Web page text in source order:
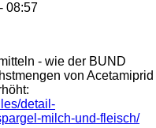
08:57
- wie der BUND
von Acetamiprid
detail-
milch-und-fleisch/